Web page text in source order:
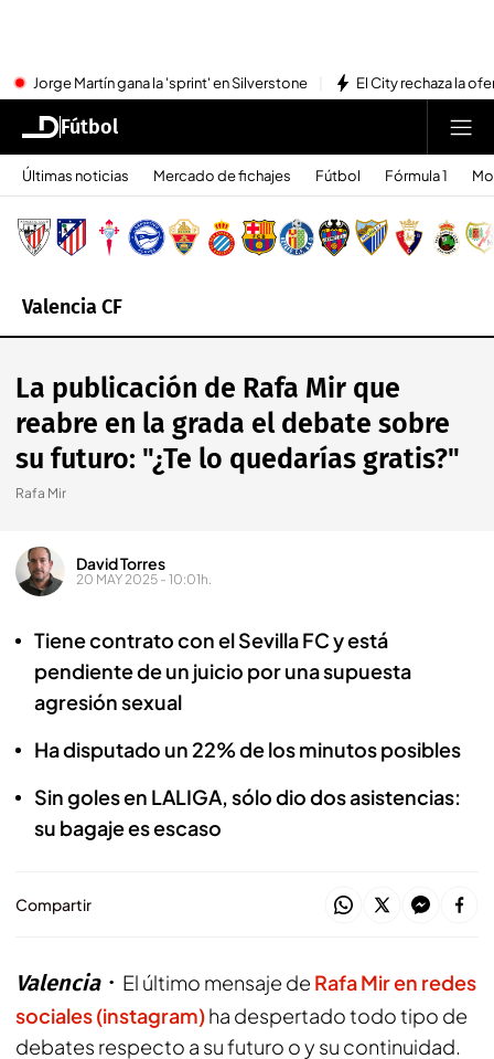
Jorge Martín gana la 'sprint' en Silverstone El City rechaza la
Fútbol
Últimas noticias Mercado de fichajes Fútbol Fórmula 1
Valencia CF
La publicación de Rafa Mir que
reabre en la grada el debate sobre
su futuro: "¿Te lo quedarías gratis?"
Rafa Mir
David Torres
20 MAY 2025 - 10:01h.
Tiene contrato con el Sevilla FC y está
pendiente de un juicio por una supuesta
agresión sexual
Ha disputado un 22% de los minutos posibles
Sin goles en LALIGA, sólo dio dos asistencias:
su bagaje es escaso
Compartir
Valencia El último mensaje de Rafa Miren redes
sociales (instagram)ha despertado todo tipo de
debates respecto a su futuro o y su continuidad.